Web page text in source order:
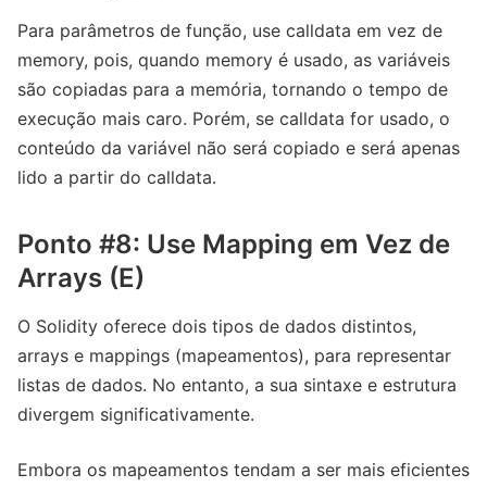
Para parâmetros de função, use calldata em vez de
memory, pois, quando memory é usado, as variáveis ​​
são copiadas para a memória, tornando o tempo de
execução mais caro. Porém, se calldata for usado, o
conteúdo da variável não será copiado e será apenas
lido a partir do calldata.
Ponto #8: Use Mapping em Vez de
Arrays (E)
O Solidity oferece dois tipos de dados distintos,
arrays e mappings (mapeamentos), para representar
listas de dados. No entanto, a sua sintaxe e estrutura
divergem significativamente.
Embora os mapeamentos tendam a ser mais eficientes